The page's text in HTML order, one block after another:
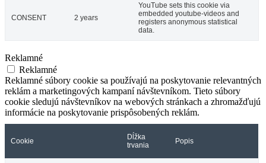
CONSENT 2 years
YouTube sets this cookie via
embedded youtube-videos and
registers anonymous statistical
data.
Reklamné
Reklamné
Reklamné súbory cookie sa používajú na poskytovanie relevantných
reklám a marketingových kampaní návštevníkom. Tieto súbory
cookie sledujú návštevníkov na webových stránkach a zhromažďujú
informácie na poskytovanie prispôsobených reklám.
Cookie
Dĺžka
trvania
Popis